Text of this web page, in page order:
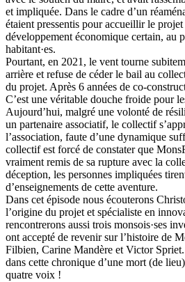
et impliquée. Dans le cadre d’un
étaient pressentis pour accueillir le
développement économique certain, au
habitant·es.
Pourtant, en 2021, le vent tourne
arrière et refuse de céder le bail au
du projet. Après 6 années de co-
C’est une véritable douche froide pour
Aujourd’hui, malgré une volonté de
un partenaire associatif, le collectif
l’association, faute d’une dynamique
collectif est forcé de constater que
vraiment remis de sa rupture avec la
déception, les personnes impliquées
d’enseignements de cette aventure.
Dans cet épisode nous écouterons
l’origine du projet et spécialiste en
rencontrerons aussi trois monsois·ses
ont accepté de revenir sur l’histoire de
Filbien, Carine Mandère et Victor
dans cette chronique d’une mort (de
quatre voix !